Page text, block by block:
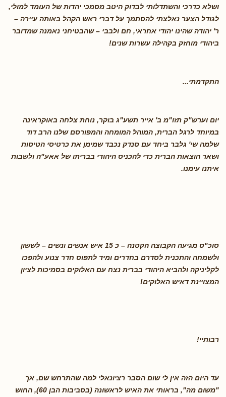
ושלא כדרכי והשתדלותי לבדוק היטב מסמכי יהדות של העומד למולי,
לגודל הצער נאלצתי להסתמך על דברי ראש הקהל באותה עיירה –
ר' יהודה שהינו יהודי אחראי, חם ולבבי – שהבטיחני נאמנה שמדובר
ביהודי מוחזק בקהילה עשרות שנים!
התקדמתי...
יום וערש"ק תזו"מ ב' אייר תשע"ג בוקר, נוחת צלחה באוקראינה
במיוחד לרגל הברית, המוהל המומחה והמפורסם שלנו הרב דוד
שלמה שי' גלבר ביחד עם סנדק נכבד שמימן את כרטיסי הטיסות
ושאר הוצאות הברית כדי להכניס היהודי בבריתו של אאע"ה ולשבות
איתנו עימנו.
סוכ"ס מגיעה הקבוצה הקטנה – כ 15 איש אנשים ונשים – לששון
ולשמחה והתכנית לסדרם בחדרים ומיד לתפוס חדר צנוע ולהפכו
לקליניקה ולהביא היהודי בברית נצח עם האלוקים בסמיכות לציון
המצויינת דאיש האלוקים!
רבותיי!
עד היום הזה אין לי שום הסבר רציונאלי למה שהתרחש שם, אך
"משום מה", בראותי את האיש לראשונה (בסביבות הבן 60), החוש